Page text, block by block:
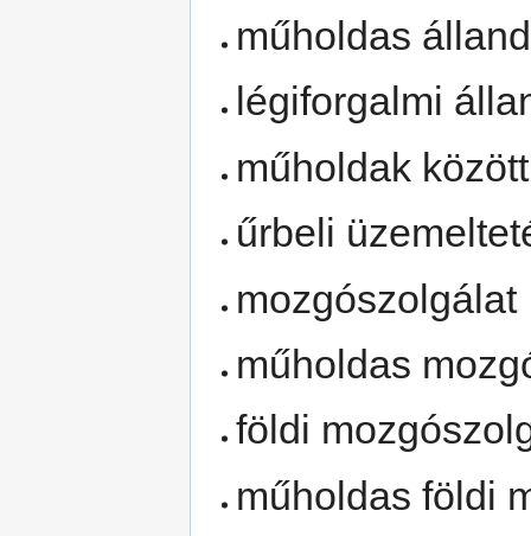
műholdas
légiforgalmi
műholdak
űrbeli
mozgószolgálat
műholdas
földi
műholdas földi